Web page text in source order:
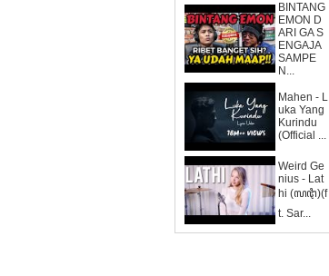
BINTANG
EMON D
ARI GA S
ENGAJA
SAMPE
N...
Mahen - L
uka Yang
Kurindu
(Official ...
Weird Ge
nius - Lat
hi (ꦭꦛꦶ)(f
t. Sar...